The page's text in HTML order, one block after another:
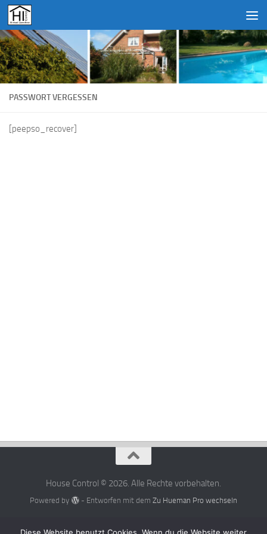
Unter dem Inhalt
PASSWORT VERGESSEN
[peepso_recover]
House Control © 2026. Alle Rechte vorbehalten.
Powered by - Entworfen mit dem Zu Hueman Pro wechseln